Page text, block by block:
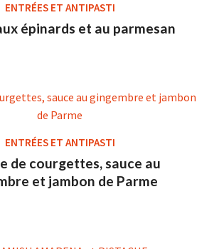
ENTRÉES ET ANTIPASTI
épinards et au parmesan
ENTRÉES ET ANTIPASTI
de courgettes, sauce au
et jambon de Parme